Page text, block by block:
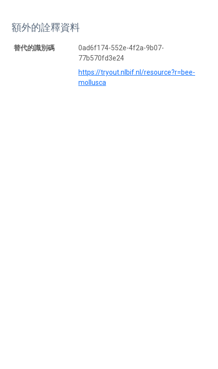
額外的詮釋資料
替代的識別碼
0ad6f174-552e-4f2a-9b07-
77b570fd3e24
https://tryout.nlbif.nl/resource?r=bee-
mollusca